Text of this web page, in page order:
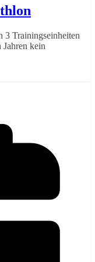
3 Trainingseinheiten
kein